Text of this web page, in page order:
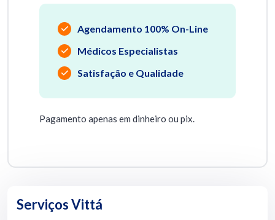
Agendamento 100% On-Line
Médicos Especialistas
Satisfação e Qualidade
Pagamento apenas em dinheiro ou pix.
Serviços Vittá